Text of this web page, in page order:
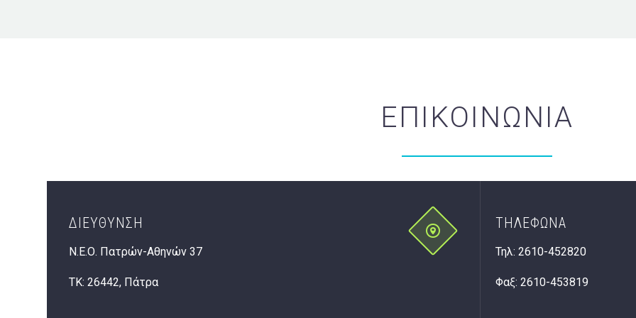
ΕΠΙΚΟΙΝΩΝΙΑ


ΔΙΕΥΘΥΝΣΗ
Ν.Ε.Ο. Πατρών-Αθηνών 37
ΤΚ: 26442, Πάτρα
ΤΗΛΕΦΩΝΑ
Τηλ: 2610-452820
Φαξ: 2610-453819